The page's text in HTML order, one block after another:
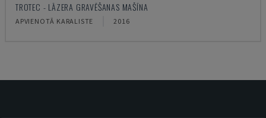
TROTEC - LĀZERA GRAVĒŠANAS MAŠĪNA
APVIENOTĀ KARALISTE 2016